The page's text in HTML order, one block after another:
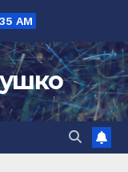
AM